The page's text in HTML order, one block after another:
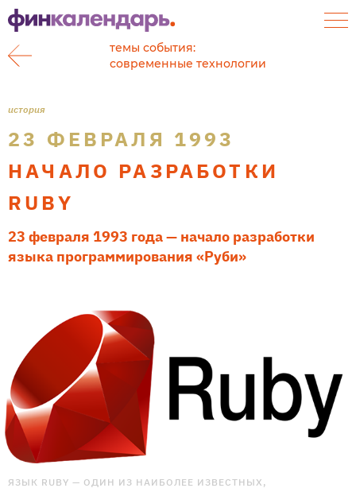
темы события:
современные технологии
история
23 ФЕВРАЛЯ 1993
НАЧАЛО РАЗРАБОТКИ
RUBY
23 февраля 1993 года — начало разработки
языка программирования «Руби»
ЯЗЫК RUBY — ОДИН ИЗ НАИБОЛЕЕ ИЗВЕСТНЫХ,